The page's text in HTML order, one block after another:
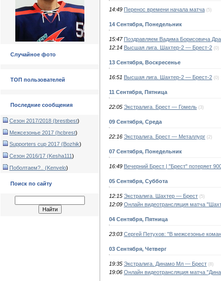
Случайное фото
ТОП пользователей
Последние сообщения
Сезон 2017/2018 (brestbest)
Межсезонье 2017 (hcbrest)
Supporters cup 2017 (Bozhik)
Сезон 2016/17 (Kesha111)
Поболтаем?.. (Kenvelo)
Поиск по сайту
14:49 Перенос времени начала матча (5)
14 Сентября, Понедельник
15:47 Поздравляем Вадима Борисовича
12:14 Высшая лига. Шахтер-2 — Брест-2 (0)
13 Сентября, Воскресенье
16:51 Высшая лига. Шахтер-2 — Брест-2 (0)
11 Сентября, Пятница
22:05 Экстралига. Брест — Гомель (3)
09 Сентября, Среда
22:16 Экстралига. Брест — Металлург (2)
07 Сентября, Понедельник
16:49 Вечерний Брест | "Брест" потеряет
05 Сентября, Суббота
12:15 Экстралига. Шахтер — Брест (5)
12:09 Онлайн видеотрансляция матча
04 Сентября, Пятница
23:03 Сергей Петухов: "В межсезонье
03 Сентября, Четверг
19:35 Экстралига. Динамо Мл — Брест (8)
19:06 Онлайн видеотрансляция матча